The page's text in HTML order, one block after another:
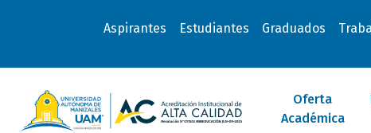
Aspirantes Estudiantes Graduados
Oferta
Académica